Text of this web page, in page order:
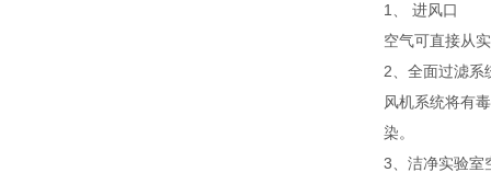
1、 进风口
空气可直接从
2、全面过滤系
风机系统将有
染。
3、洁净实验室